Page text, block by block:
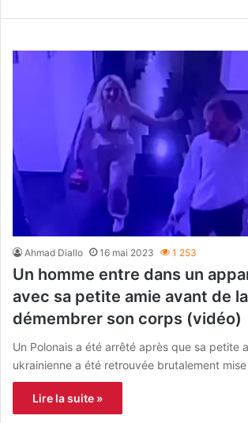
Ahmad Diallo 16 mai 2023 1 253
Un homme entre dans un
avec sa petite amie avant de
démembrer son corps (vidéo)
Un Polonais a été arrêté après que sa petite
ukrainienne a été retrouvée brutalement
Lire la suite »